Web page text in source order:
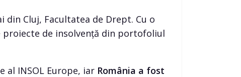
din Cluj, Facultatea de Drept. Cu o
proiecte de insolvență din portofoliul
INSOL Europe, iar România a fost